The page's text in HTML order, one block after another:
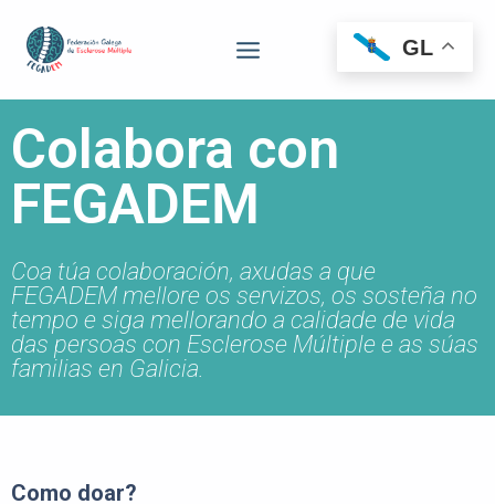
Colabora con
FEGADEM
Coa túa colaboración, axudas a que
FEGADEM mellore os servizos, os sosteña no
tempo e siga mellorando a calidade de vida
das persoas con Esclerose Múltiple e as súas
familias en Galicia.
Como doar?
GL